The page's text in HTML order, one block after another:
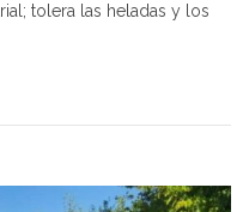
tolera las heladas y los